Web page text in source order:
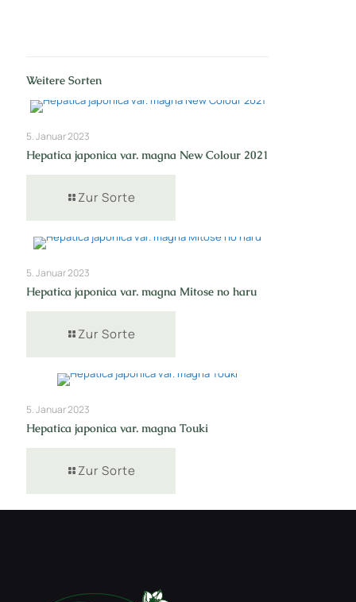
Weitere Sorten
5. Januar 2023
Hepatica japonica var. magna New Colour 2021
Zur Sorte
5. Januar 2023
Hepatica japonica var. magna Mitose no haru
Zur Sorte
5. Januar 2023
Hepatica japonica var. magna Touki
Zur Sorte